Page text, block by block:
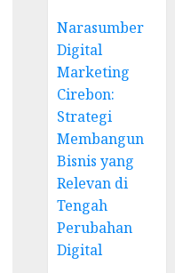
Narasumber
Digital
Marketing
Cirebon:
Strategi
Membangun
Bisnis yang
Relevan di
Tengah
Perubahan
Digital